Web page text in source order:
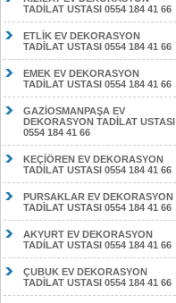
TADİLAT USTASI 0554 184 41 66
ETLİK EV DEKORASYON
TADİLAT USTASI 0554 184 41 66
EMEK EV DEKORASYON
TADİLAT USTASI 0554 184 41 66
GAZİOSMANPAŞA EV
DEKORASYON TADİLAT USTASI
0554 184 41 66
KEÇİÖREN EV DEKORASYON
TADİLAT USTASI 0554 184 41 66
PURSAKLAR EV DEKORASYON
TADİLAT USTASI 0554 184 41 66
AKYURT EV DEKORASYON
TADİLAT USTASI 0554 184 41 66
ÇUBUK EV DEKORASYON
TADİLAT USTASI 0554 184 41 66